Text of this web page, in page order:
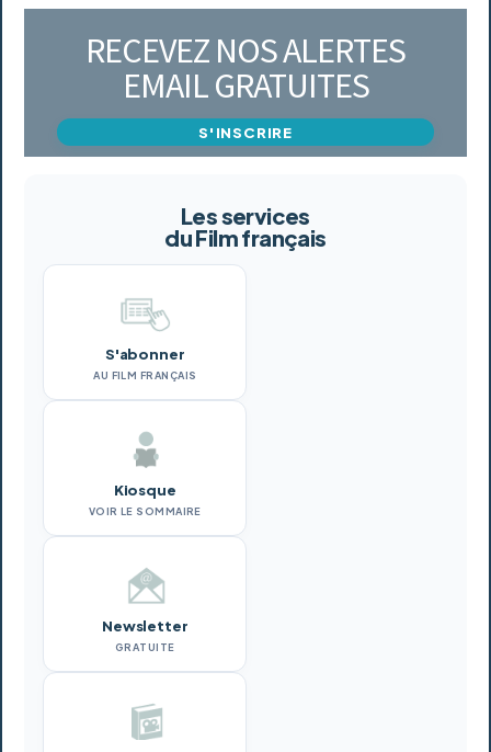
RECEVEZ NOS ALERTES
EMAIL GRATUITES
S'INSCRIRE
Les services
du Film français
S'abonner
AU FILM FRANÇAIS
Kiosque
VOIR LE SOMMAIRE
Newsletter
GRATUITE